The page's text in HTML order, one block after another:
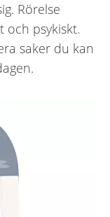
Rörelse
och psykiskt.
saker du kan